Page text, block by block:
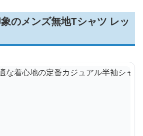
のメンズ無地Tシャツ レッ